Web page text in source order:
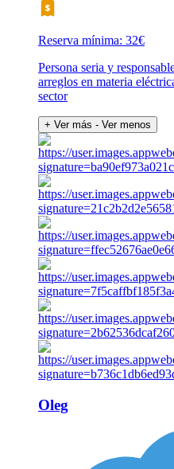
Reserva mínima: 32€
Persona seria y
arreglos en materia
sector
+ Ver más - Ver menos
Oleg